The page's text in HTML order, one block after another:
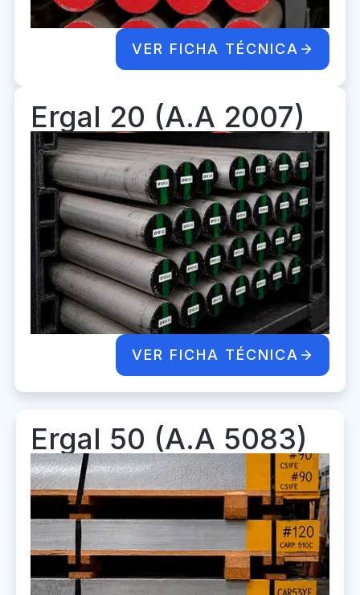
VER FICHA TÉCNICA
Ergal 20 (A.A 2007)
VER FICHA TÉCNICA
Ergal 50 (A.A 5083)